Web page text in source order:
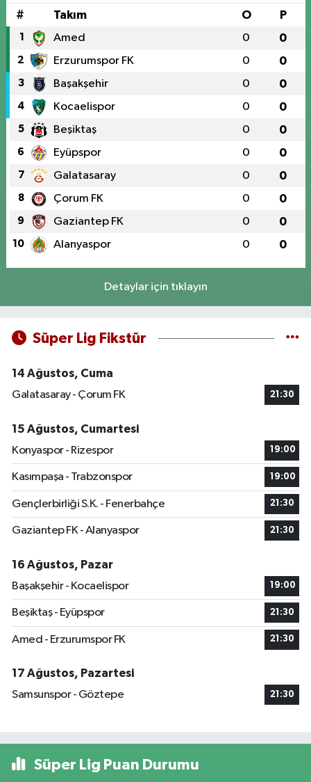
# Takım O P
1 Amed 0 0
2 Erzurumspor FK 0 0
3 Başakşehir 0 0
4 Kocaelispor 0 0
5 Beşiktaş 0 0
6 Eyüpspor 0 0
7 Galatasaray 0 0
8 Çorum FK 0 0
9 Gaziantep FK 0 0
10 Alanyaspor 0 0
Detaylar için tıklayın
Süper Lig Fikstür
14 Ağustos, Cuma
Galatasaray - Çorum FK
21:30
15 Ağustos, Cumartesi
Konyaspor - Rizespor
19:00
Kasımpaşa - Trabzonspor 19:00
Gençlerbirliği S.K. - Fenerbahçe 21:30
Gaziantep FK - Alanyaspor 21:30
16 Ağustos, Pazar
Başakşehir - Kocaelispor
19:00
Beşiktaş - Eyüpspor 21:30
Amed - Erzurumspor FK 21:30
17 Ağustos, Pazartesi
Samsunspor - Göztepe
21:30
Süper Lig Puan Durumu